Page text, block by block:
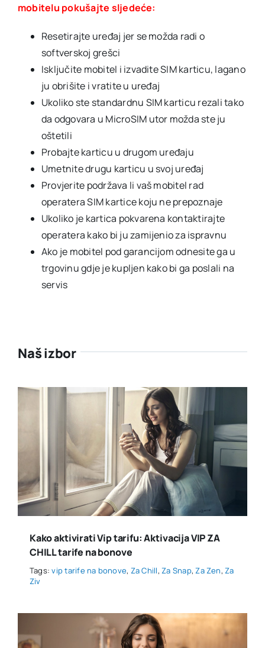
mobitelu pokušajte sljedeće:
Resetirajte uređaj jer se možda radi o
softverskoj grešci
Isključite mobitel i izvadite SIM karticu, lagano
ju obrišite i vratite u uređaj
Ukoliko ste standardnu SIM karticu rezali tako
da odgovara u MicroSIM utor možda ste ju
oštetili
Probajte karticu u drugom uređaju
Umetnite drugu karticu u svoj uređaj
Provjerite podržava li vaš mobitel rad
operatera SIM kartice koju ne prepoznaje
Ukoliko je kartica pokvarena kontaktirajte
operatera kako bi ju zamijenio za ispravnu
Ako je mobitel pod garancijom odnesite ga u
trgovinu gdje je kupljen kako bi ga poslali na
servis
Naš izbor
Kako aktivirati Vip tarifu: Aktivacija VIP ZA
CHILL tarife na bonove
Tags:vip tarife na bonove, Za Chill,Za Snap,Za Zen,Za
Ziv